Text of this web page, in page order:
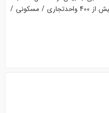
فعالیت / انبوه سازی . سابقه اجرای بیش از 400 واحدتجاری / مسکونی /